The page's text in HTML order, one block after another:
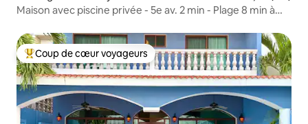
Maison avec piscine privée - 5e av. 2 min - Plage 8 min à
Coups de cœur voyageurs les plus appréciés
Coup de cœur voyageurs